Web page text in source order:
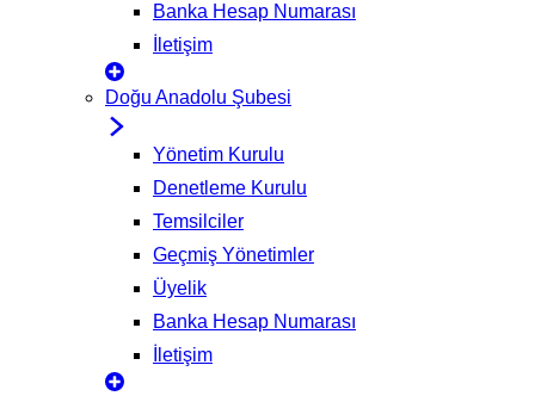
Banka Hesap Numarası
İletişim
Doğu Anadolu Şubesi
Yönetim Kurulu
Denetleme Kurulu
Temsilciler
Geçmiş Yönetimler
Üyelik
Banka Hesap Numarası
İletişim